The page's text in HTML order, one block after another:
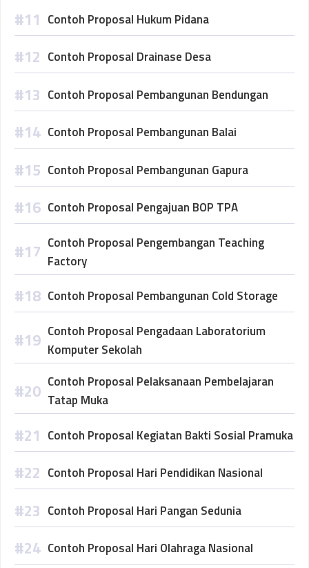
Contoh Proposal Hukum Pidana
Contoh Proposal Drainase Desa
Contoh Proposal Pembangunan Bendungan
Contoh Proposal Pembangunan Balai
Contoh Proposal Pembangunan Gapura
Contoh Proposal Pengajuan BOP TPA
Contoh Proposal Pengembangan Teaching
Factory
Contoh Proposal Pembangunan Cold Storage
Contoh Proposal Pengadaan Laboratorium
Komputer Sekolah
Contoh Proposal Pelaksanaan Pembelajaran
Tatap Muka
Contoh Proposal Kegiatan Bakti Sosial Pramuka
Contoh Proposal Hari Pendidikan Nasional
Contoh Proposal Hari Pangan Sedunia
Contoh Proposal Hari Olahraga Nasional